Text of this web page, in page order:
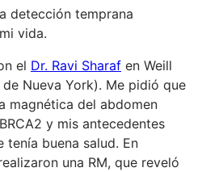
detección temprana
vida.
el Dr. Ravi Sharaf en Weill
Nueva York). Me pidió que
magnética del abdomen
y mis antecedentes
tenía buena salud. En
una RM, que reveló